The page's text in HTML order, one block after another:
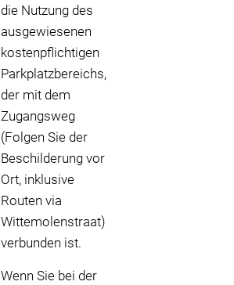
die Nutzung des
ausgewiesenen
kostenpflichtigen
Parkplatzbereichs,
der mit dem
Zugangsweg
(Folgen Sie der
Beschilderung vor
Ort, inklusive
Routen via
Wittemolenstraat)
verbunden ist.
Wenn Sie bei der